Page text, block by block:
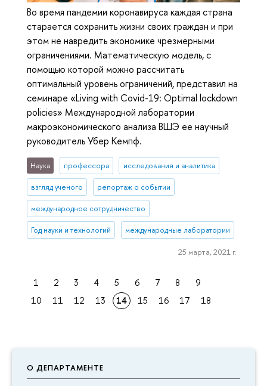
О ДЕПАРТАМЕНТЕ
Во время пандемии коронавируса каждая страна
старается сохранить жизни своих граждан и при
этом не навредить экономике чрезмерными
ограничениями. Математическую модель, с
помощью которой можно рассчитать
оптимальный уровень ограничений, представил на
семинаре «Living with Covid-19: Optimal lockdown
policies» Международной лаборатории
макроэкономического анализа ВШЭ ее научный
руководитель Убер Кемпф.
Наука профессора исследования и аналитика
взгляд ученого репортаж о событии
международное сотрудничество
Год науки и технологий международные лаборатории
25 марта, 2021 г.
1 2 3 4 5 6 7 8
9
10
11 12 13 14 15 16 17 18